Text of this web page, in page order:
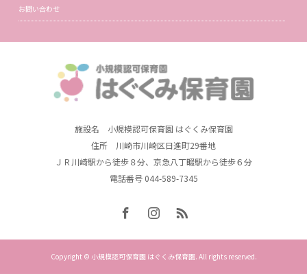
お問い合わせ
施設名 小規模認可保育園 はぐくみ保育園
住所 川崎市川崎区日進町29番地
ＪＲ川崎駅から徒歩８分、京急八丁畷駅から徒歩６分
電話番号 044-589-7345
Copyright © 小規模認可保育園 はぐくみ保育園. All rights reserved.